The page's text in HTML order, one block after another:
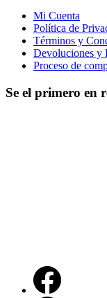
Mi Cuenta
Política de
Términos y
Devoluciones y
Proceso de
Se el primero en